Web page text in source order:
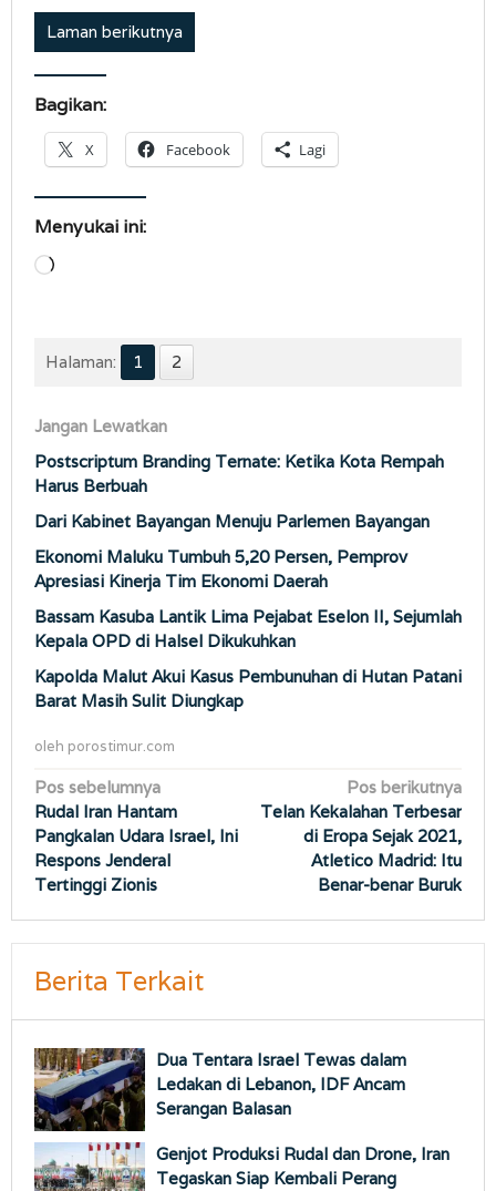
Laman berikutnya
Bagikan:
X Facebook Lagi
Menyukai ini:
Memuat...
Halaman: 1 2
Jangan Lewatkan
Postscriptum Branding Ternate: Ketika Kota Rempah
Harus Berbuah
Dari Kabinet Bayangan Menuju Parlemen Bayangan
Ekonomi Maluku Tumbuh 5,20 Persen, Pemprov
Apresiasi Kinerja Tim Ekonomi Daerah
Bassam Kasuba Lantik Lima Pejabat Eselon II, Sejumlah
Kepala OPD di Halsel Dikukuhkan
Kapolda Malut Akui Kasus Pembunuhan di Hutan Patani
Barat Masih Sulit Diungkap
oleh porostimur.com
Navigasi
pos
Pos sebelumnya
Rudal Iran Hantam
Pangkalan Udara Israel, Ini
Respons Jenderal
Tertinggi Zionis
Pos berikutnya
Telan Kekalahan Terbesar
di Eropa Sejak 2021,
Atletico Madrid: Itu
Benar-benar Buruk
Berita Terkait
Dua Tentara Israel Tewas dalam
Ledakan di Lebanon, IDF Ancam
Serangan Balasan
Genjot Produksi Rudal dan Drone, Iran
Tegaskan Siap Kembali Perang